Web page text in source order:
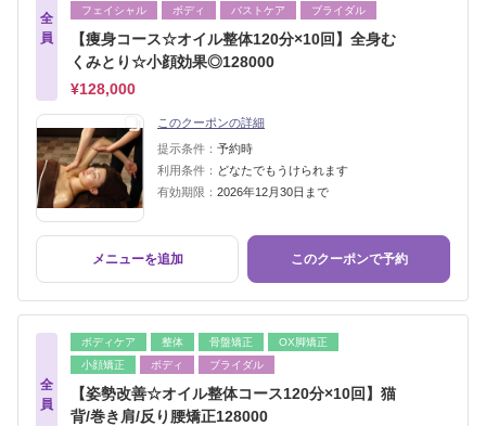
全
員
フェイシャル
ボディ バストケア ブライダル
【痩身コース☆オイル整体120分×10回】全身む
くみとり☆小顔効果◎128000
¥128,000
このクーポンの詳細
提示条件： 予約時
利用条件： どなたでもうけられます
有効期限： 2026年12月30日まで
メニューを追加 このクーポンで予約
全
員
ボディケア 整体 骨盤矯正
OX脚矯正
小顔矯正
ボディ ブライダル
【姿勢改善☆オイル整体コース120分×10回】猫
背/巻き肩/反り腰矯正128000